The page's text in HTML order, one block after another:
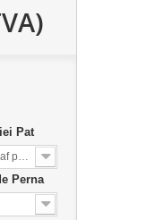
Pat
pat 240x260
Perna